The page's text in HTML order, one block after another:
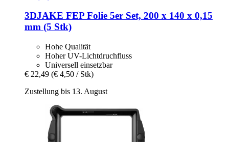
3DJAKE FEP Folie 5er Set, 200 x 140 x 0,15
mm (5 Stk)
Hohe Qualität
Hoher UV-Lichtdruchfluss
Universell einsetzbar
€ 22,49 (€ 4,50 / Stk)
Zustellung bis 13. August